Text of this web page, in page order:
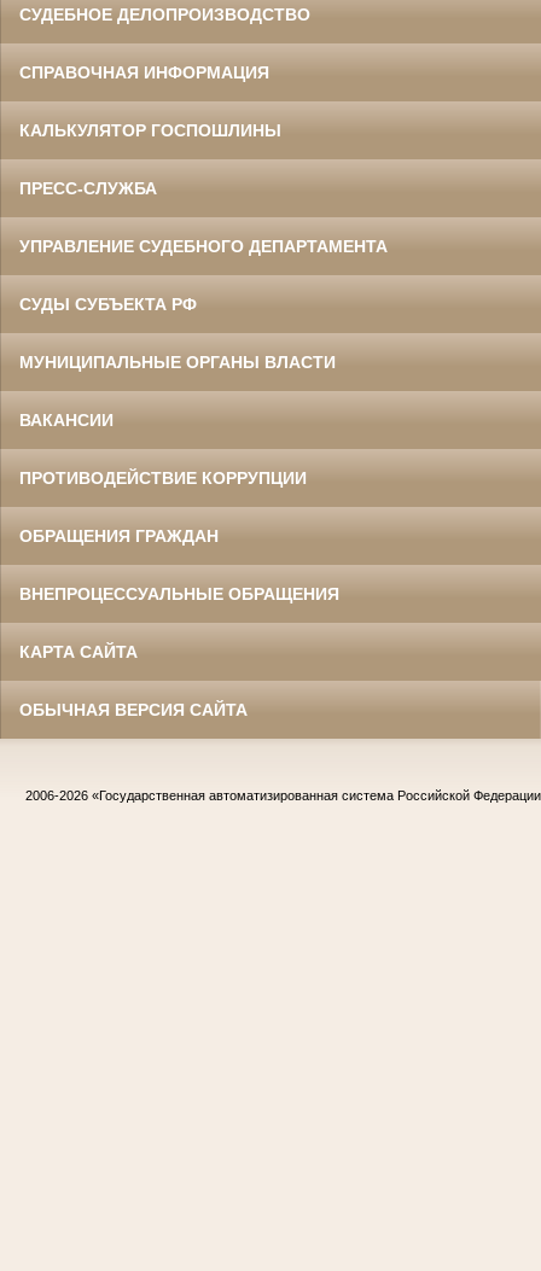
СУДЕБНОЕ ДЕЛОПРОИЗВОДСТВО
СПРАВОЧНАЯ ИНФОРМАЦИЯ
КАЛЬКУЛЯТОР ГОСПОШЛИНЫ
ПРЕСС-СЛУЖБА
УПРАВЛЕНИЕ СУДЕБНОГО ДЕПАРТАМЕНТА
СУДЫ СУБЪЕКТА РФ
МУНИЦИПАЛЬНЫЕ ОРГАНЫ ВЛАСТИ
ВАКАНСИИ
ПРОТИВОДЕЙСТВИЕ КОРРУПЦИИ
ОБРАЩЕНИЯ ГРАЖДАН
ВНЕПРОЦЕССУАЛЬНЫЕ ОБРАЩЕНИЯ
КАРТА САЙТА
ОБЫЧНАЯ ВЕРСИЯ САЙТА
2006-2026 «Государственная автоматизированная система Российской